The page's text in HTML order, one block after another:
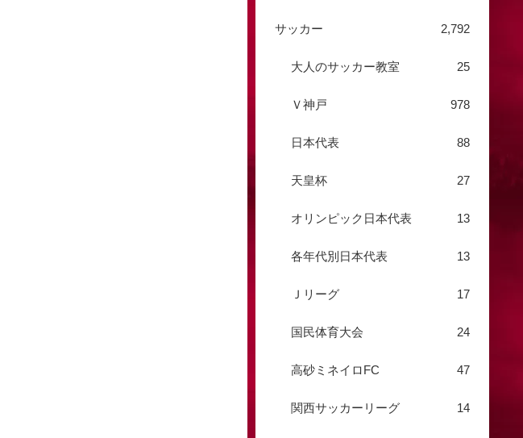
サッカー 2,792
大人のサッカー教室 25
Ｖ神戸 978
日本代表 88
天皇杯 27
オリンピック日本代表 13
各年代別日本代表 13
Ｊリーグ 17
国民体育大会 24
高砂ミネイロFC 47
関西サッカーリーグ 14